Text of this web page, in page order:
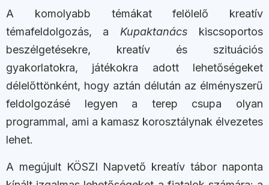
A komolyabb témákat felölelő kreatív
témafeldolgozás, a Kupaktanács kiscsoportos
beszélgetésekre, kreatív és szituációs
gyakorlatokra, játékokra adott lehetőségeket
délelőttönként, hogy aztán délután az élményszerű
feldolgozásé legyen a terep csupa olyan
programmal, ami a kamasz korosztálynak élvezetes
lehet.
A megújult KÖSZI Napvető kreatív tábor naponta